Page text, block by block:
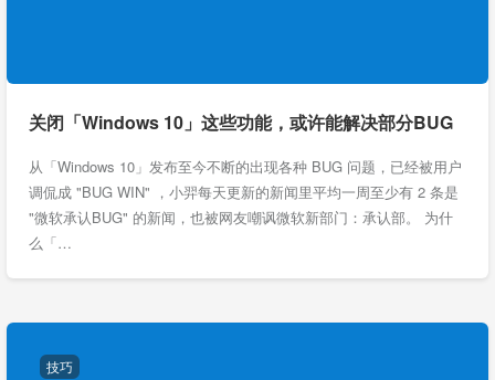
关闭「Windows 10」这些功能，或许能解决部分BUG
从「Windows 10」发布至今不断的出现各种 BUG 问题，已经被用户
调侃成 "BUG WIN" ，小羿每天更新的新闻里平均一周至少有 2 条是
"微软承认BUG" 的新闻，也被网友嘲讽微软新部门：承认部。 为什
么「…
技巧